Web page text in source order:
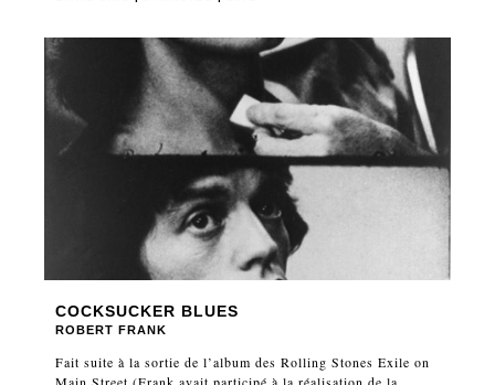
COCKSUCKER BLUES
ROBERT FRANK
Fait suite à la sortie de l’album des Rolling Stones Exile on
Main Street (Frank avait participé à la réalisation de la